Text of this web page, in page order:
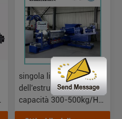
singola linea
dell'estrusore a vite di
capacità 300-500kg/H
per la fabbricazione di